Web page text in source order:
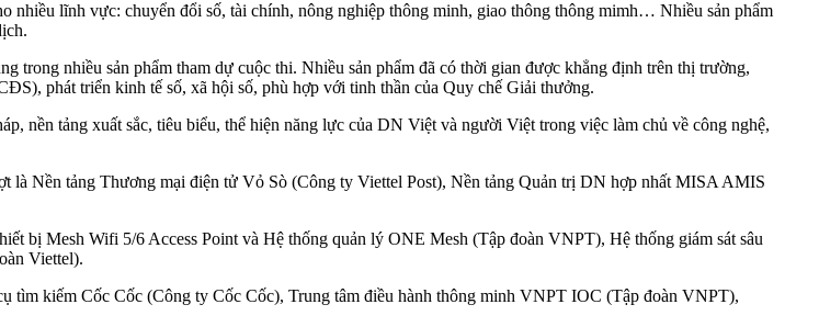
nhiều lĩnh vực: chuyển đổi số, tài chính, nông nghiệp thông minh, giao thông thông mimh… Nhiều sản phẩm
nhiều sản phẩm tham dự cuộc thi. Nhiều sản phẩm đã có thời gian được khẳng định trên thị trường,
phát triển kinh tế số, xã hội số, phù hợp với tinh thần của Quy chế Giải thưởng.
nền tảng xuất sắc, tiêu biểu, thể hiện năng lực của DN Việt và người Việt trong việc làm chủ về công nghệ,
là Nền tảng Thương mại điện tử Vỏ Sò (Công ty Viettel Post), Nền tảng Quản trị DN hợp nhất MISA AMIS
bị Mesh Wifi 5/6 Access Point và Hệ thống quản lý ONE Mesh (Tập đoàn VNPT), Hệ thống giám sát sâu
Viettel).
tìm kiếm Cốc Cốc (Công ty Cốc Cốc), Trung tâm điều hành thông minh VNPT IOC (Tập đoàn VNPT),